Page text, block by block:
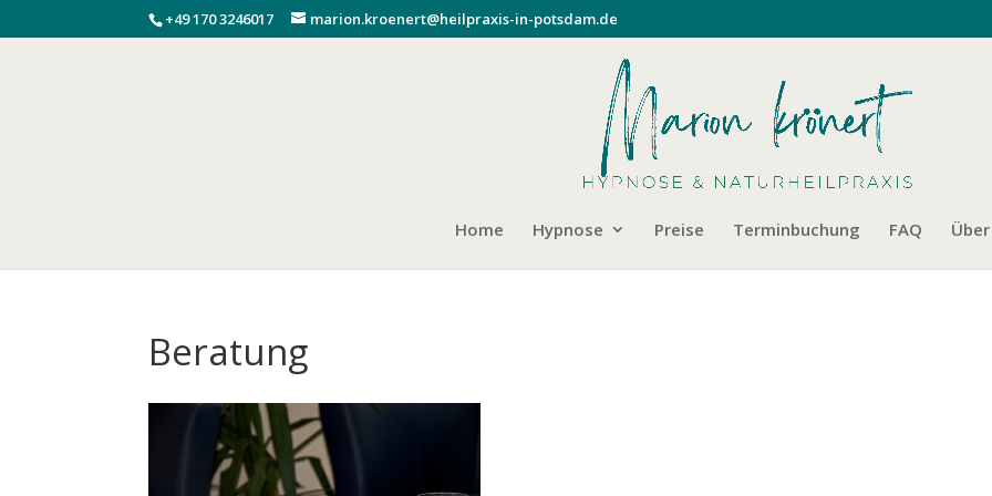
+49 170 3246017 marion.kroenert@heilpraxis-in-potsdam.de
Home Hypnose Preise Terminbuchung FAQ
Beratung